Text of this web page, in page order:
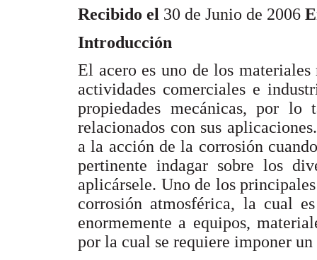
Recibido el 30 de Junio de 2006
Introducción
El acero es uno de los
actividades comerciales e
propiedades mecánicas, por lo
relacionados con sus
a la acción de la corrosión
pertinente indagar sobre los
aplicársele. Uno de los
corrosión atmosférica, la cual
enormemente a equipos,
por la cual se requiere imponer